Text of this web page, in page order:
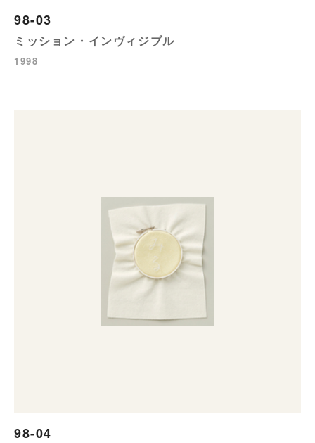
98-03
ミッション・インヴィジブル
1998
98-04